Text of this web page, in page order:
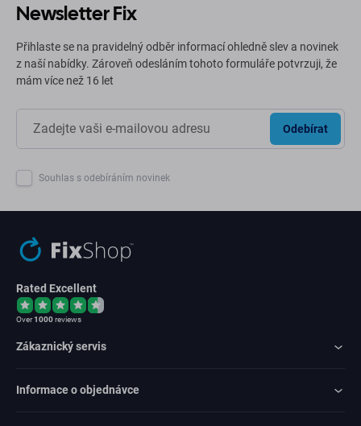
Newsletter Fix
Přihlaste se na pravidelný odběr informací ohledně slev a novinek
z naší nabídky. Zároveň odesláním tohoto formuláře potvrzuji, že
mám více než 16 let
Odebírat
Souhlas s odebíráním novinek
Rated Excellent
Over1000reviews
Zákaznický servis
Informace o objednávce